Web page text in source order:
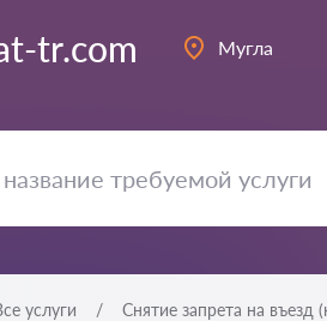
tr.com Мугла
услуги Снятие запрета на въезд